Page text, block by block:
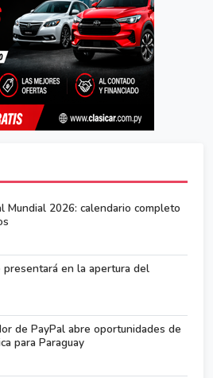
Mundial 2026: calendario completo
presentará en la apertura del
de PayPal abre oportunidades de
para Paraguay